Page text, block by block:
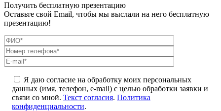
Получить бесплатную презентацию
Оставьте свой Email, чтобы мы выслали на него бесплатную
презентацию!
Я даю согласие на обработку моих персональных
данных (имя, телефон, e-mail) с целью обработки заявки и
связи со мной. Текст согласия. Политика
конфиденциальности.